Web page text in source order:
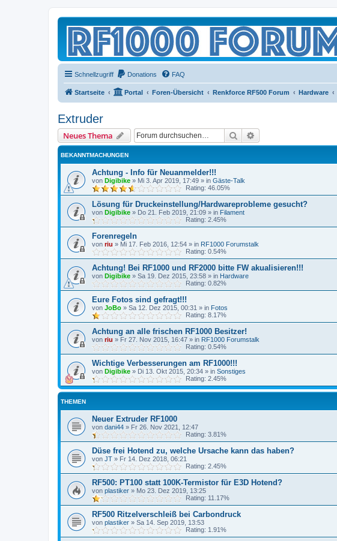
Schnellzugriff Donations FAQ
Startseite Portal Foren-Übersicht Renkforce RF500 Forum Hardware
Extruder
Neues Thema Suche
BEKANNTMACHUNGEN
Achtung - Info für Neuanmelder!!!
von Digibike » Mi 3. Apr 2019, 17:49 » in Gäste-Talk
Rating: 46.05%
Lösung für Druckeinstellung/Hardwareprobleme gesucht?
von Digibike » Do 21. Feb 2019, 21:09 » in Filament
Rating: 2.45%
Forenregeln
von riu » Mi 17. Feb 2016, 12:54 » in RF1000 Forumstalk
Rating: 0.54%
Achtung! Bei RF1000 und RF2000 bitte FW akualisieren!!!
von Digibike » Sa 19. Dez 2015, 23:58 » in Hardware
Rating: 0.82%
Eure Fotos sind gefragt!!!
von JoBo » Sa 12. Dez 2015, 00:31 » in Fotos
Rating: 8.17%
Achtung an alle frischen RF1000 Besitzer!
von riu » Fr 27. Nov 2015, 16:47 » in RF1000 Forumstalk
Rating: 0.54%
Wichtige Verbesserungen am RF1000!!!
von Digibike » Di 13. Okt 2015, 20:34 » in Sonstiges
Rating: 2.45%
THEMEN
Neuer Extruder RF1000
von dani44 » Fr 26. Nov 2021, 12:47
Rating: 3.81%
Düse frei Hotend zu, welche Ursache kann das haben?
von JT » Fr 14. Dez 2018, 06:21
Rating: 2.45%
RF500: PT100 statt 100K-Termistor für E3D Hotend?
von plastiker » Mo 23. Dez 2019, 13:25
Rating: 11.17%
RF500 Ritzelverschleiß bei Carbondruck
von plastiker » Sa 14. Sep 2019, 13:53
Rating: 1.91%